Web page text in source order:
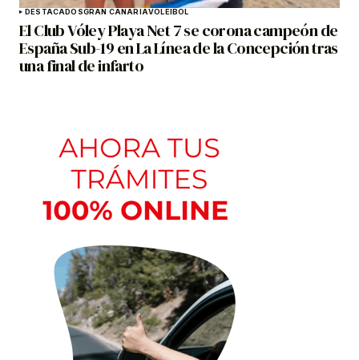
DESTACADOSGRAN CANARIAVOLEIBOL
El Club Vóley Playa Net 7 se corona campeón de
España Sub-19 en La Línea de la Concepción tras
una final de infarto